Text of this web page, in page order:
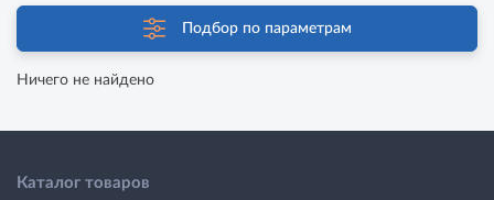
Подбор по параметрам
Ничего не найдено
Каталог товаров